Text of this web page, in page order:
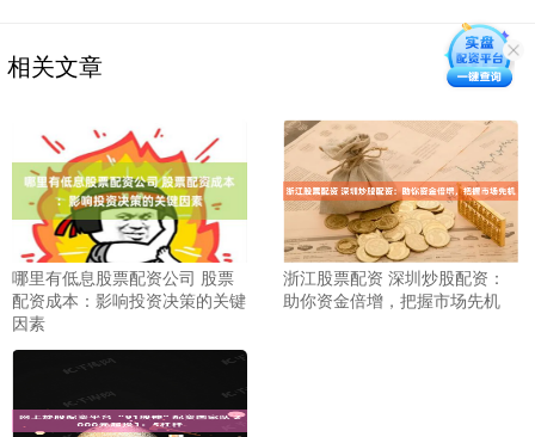
相关文章
哪里有低息股票配资公司 股票
配资成本：影响投资决策的关键
因素
浙江股票配资 深圳炒股配资：
助你资金倍增，把握市场先机